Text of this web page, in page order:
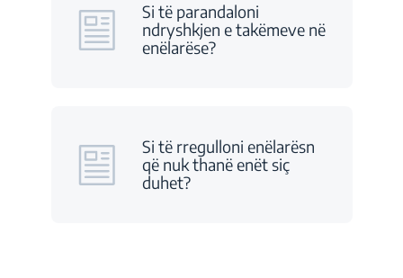
Si të parandaloni
ndryshkjen e takëmeve në
enëlarëse?
Si të rregulloni enëlarësn
që nuk thanë enët siç
duhet?